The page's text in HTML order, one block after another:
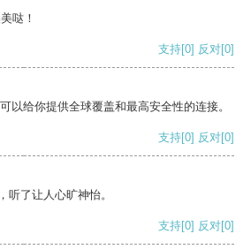
哒！
支持[0] 反对[0]
以给你提供全球覆盖和最高安全性的连接。
支持[0] 反对[0]
听了让人心旷神怡。
支持[0] 反对[0]